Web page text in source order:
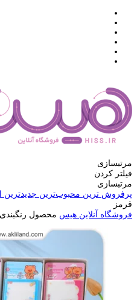
مرتبسازی
فیلتر کردن
مرتبسازی
پرفروش ترین محبوب‌ترین جدیدترین
قرمز
فروشگاه آنلاین هیس محصول